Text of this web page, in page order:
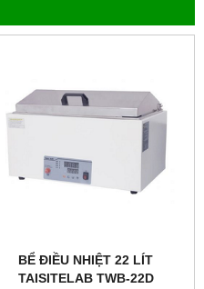
BỂ ĐIỀU NHIỆT 22 LÍT
TAISITELAB TWB-22D